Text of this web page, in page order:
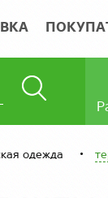
одежда